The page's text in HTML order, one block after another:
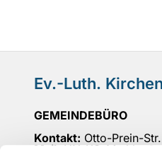
Ev.-Luth.
GEMEINDEBÜRO
Kontakt: Otto-Prein-
Mail: UN-KG-